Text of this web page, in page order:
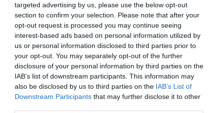
targeted advertising by us, please use the below opt-out
section to confirm your selection. Please note that after your
opt-out request is processed you may continue seeing
interest-based ads based on personal information utilized by
us or personal information disclosed to third parties prior to
your opt-out. You may separately opt-out of the further
disclosure of your personal information by third parties on the
IAB’s list of downstream participants. This information may
also be disclosed by us to third parties on the IAB’s List of
Downstream Participants that may further disclose it to other
Μητσοτάκης: “Η ενίσχυση της
παραγωγικής βάσης στρατηγική
προτεραιότητα για μία πιο ανταγωνιστική,
εξωστρεφή και ανθεκτική ελληνική
οικονομία”
“Ελευθέριος Βενιζέλος”: Συνελήφθη
37χρονος με 4 μαχαίρια και δύο ψαλίδια
κλαδέματος